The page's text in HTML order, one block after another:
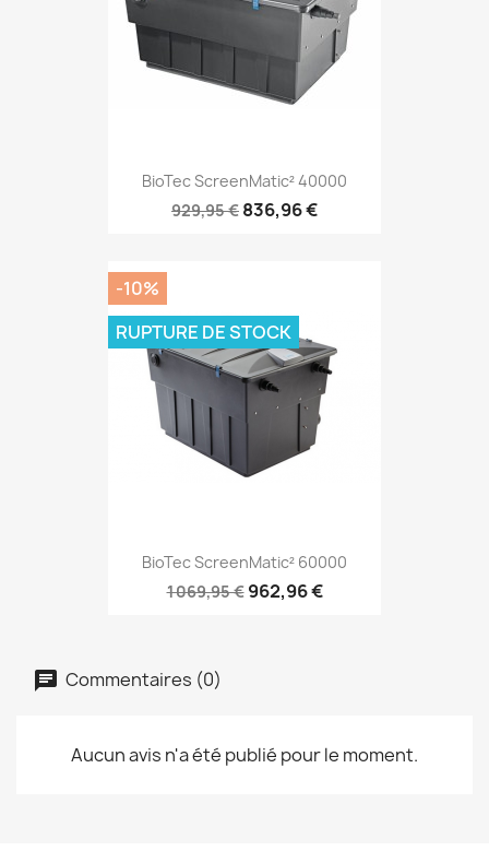
BioTec ScreenMatic² 40000
929,95 € 836,96 €
BioTec ScreenMatic² 60000
1 069,95 € 962,96 €
-10%
RUPTURE DE STOCK
Commentaires (0)
Aucun avis n'a été publié pour le moment.